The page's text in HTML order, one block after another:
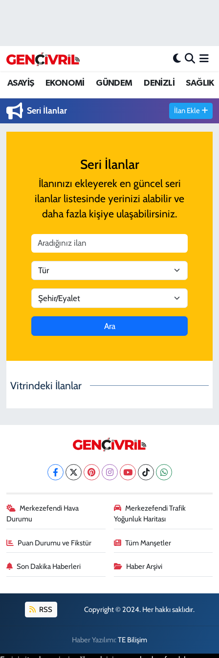
ASAYİŞ EKONOMİ GÜNDEM DENİZLİ SAĞLIK
Seri İlanlar İlan Ekle
Seri İlanlar
İlanınızı ekleyerek en güncel seri
ilanlar listesinde yerinizi alabilir ve
daha fazla kişiye ulaşabilirsiniz.
Ara
Vitrindeki İlanlar
Merkezefendi Hava
Durumu
Merkezefendi Trafik
Yoğunluk Haritası
Puan Durumu ve Fikstür Tüm Manşetler
Son Dakika Haberleri Haber Arşivi
RSS Copyright © 2024. Her hakkı saklıdır.
Haber Yazılımı:TE Bilişim
DENİZLİ
EĞİTİM
EKONOMİ
SAĞLIK
SİYASET
SPOR
TEKNOLOJİ
YAŞAM
Merkezefendi Trafik Yoğunluk Haritası
Süper Lig Puan Durumu ve Fikstür
Tüm Manşetler